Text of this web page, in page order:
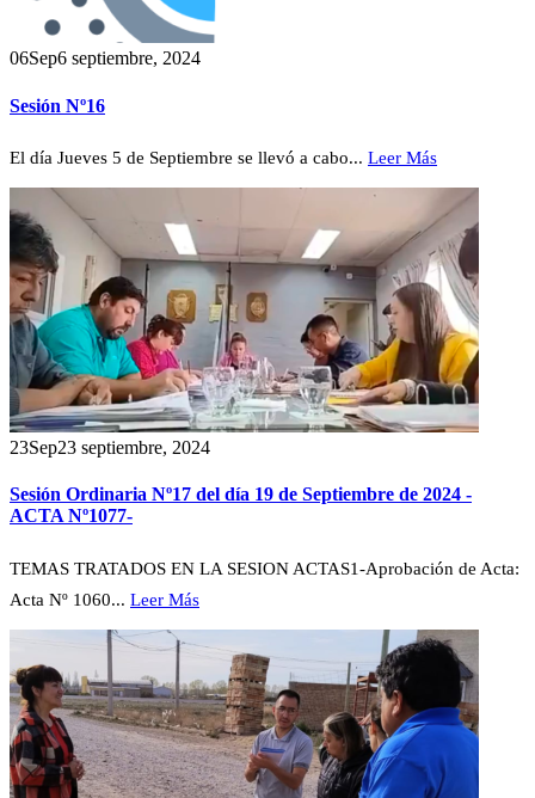
06Sep6 septiembre, 2024
Sesión Nº16
El día Jueves 5 de Septiembre se llevó a cabo... Leer Más
23Sep23 septiembre, 2024
Sesión Ordinaria Nº17 del día 19 de Septiembre de 2024 -
ACTA Nº1077-
TEMAS TRATADOS EN LA SESION ACTAS1-Aprobación de Acta:
Acta Nº 1060... Leer Más